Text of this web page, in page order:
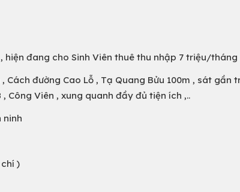
đang cho Sinh Viên thuê thu nhập 7 triệu/tháng
đường Cao Lỗ , Tạ Quang Bửu 100m , sát gần
Công Viên , xung quanh đầy đủ tiện ích ,..
ninh
)